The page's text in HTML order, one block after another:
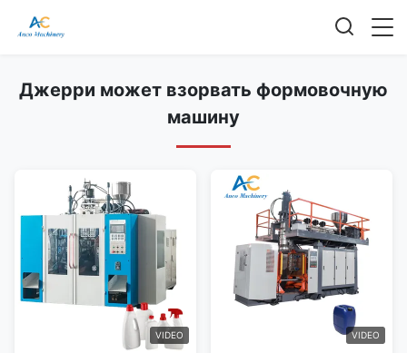
Джерри может взорвать формовочную
машину
VIDEO VIDEO